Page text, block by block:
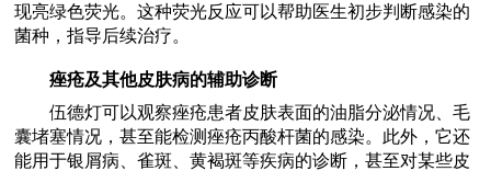
现亮绿色荧光。这种荧光反应可以帮助医生初步判断感染的
菌种，指导后续治疗。
痤疮及其他皮肤病的辅助诊断
伍德灯可以观察痤疮患者皮肤表面的油脂分泌情况、毛
囊堵塞情况，甚至能检测痤疮丙酸杆菌的感染。此外，它还
能用于银屑病、雀斑、黄褐斑等疾病的诊断，甚至对某些皮